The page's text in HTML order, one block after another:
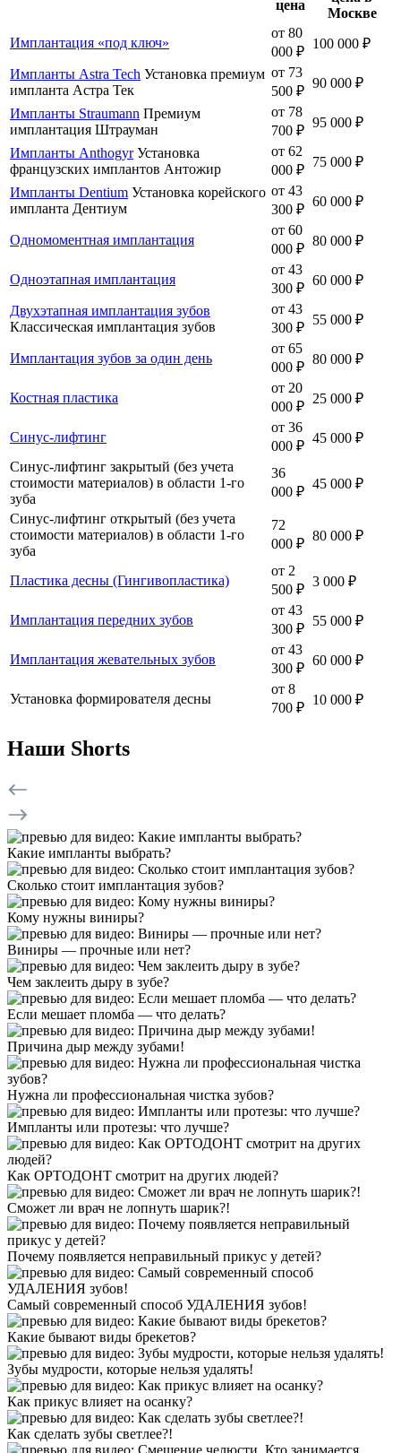
цена
Москве
Имплантация «под ключ»
от 80
000 ₽
100 000 ₽
Импланты Astra Tech Установка премиум
импланта Астра Тек
от 73
500 ₽
90 000 ₽
Импланты Straumann Премиум
имплантация Штрауман
от 78
700 ₽
95 000 ₽
Импланты Anthogyr Установка
французских имплантов Антожир
от 62
000 ₽
75 000 ₽
Импланты Dentium Установка корейского
импланта Дентиум
от 43
300 ₽
60 000 ₽
Одномоментная имплантация
от 60
000 ₽
80 000 ₽
Одноэтапная имплантация
от 43
300 ₽
60 000 ₽
Двухэтапная имплантация зубов
Классическая имплантация зубов
от 43
300 ₽
55 000 ₽
Имплантация зубов за один день
от 65
000 ₽
80 000 ₽
Костная пластика
от 20
000 ₽
25 000 ₽
Синус-лифтинг
от 36
000 ₽
45 000 ₽
Синус-лифтинг закрытый (без учета
стоимости материалов) в области 1-го
зуба
36
000 ₽
45 000 ₽
Синус-лифтинг открытый (без учета
стоимости материалов) в области 1-го
зуба
72
000 ₽
80 000 ₽
Пластика десны (Гингивопластика)
от 2
500 ₽
3 000 ₽
Имплантация передних зубов
от 43
300 ₽
55 000 ₽
Имплантация жевательных зубов
от 43
300 ₽
60 000 ₽
Установка формирователя десны
от 8
700 ₽
10 000 ₽
Наши Shorts
Какие импланты выбрать?
Сколько стоит имплантация зубов?
Кому нужны виниры?
Виниры — прочные или нет?
Чем заклеить дыру в зубе?
Если мешает пломба — что делать?
Причина дыр между зубами!
Нужна ли профессиональная чистка зубов?
Импланты или протезы: что лучше?
Как ОРТОДОНТ смотрит на других людей?
Сможет ли врач не лопнуть шарик?!
Почему появляется неправильный прикус у детей?
Самый современный способ УДАЛЕНИЯ зубов!
Какие бывают виды брекетов?
Зубы мудрости, которые нельзя удалять!
Как прикус влияет на осанку?
Как сделать зубы светлее?!